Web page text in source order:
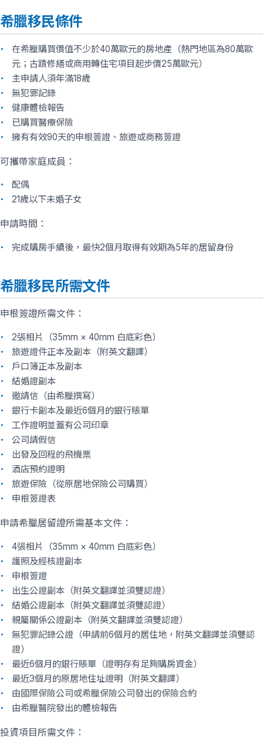
希臘移民條件
在希臘購買價值不少於40萬歐元的房地產（熱門地區為80萬歐
元；古蹟修繕或商用轉住宅項目起步價25萬歐元）
主申請人須年滿18歲
無犯罪記錄
健康體檢報告
已購買醫療保險
擁有有效90天的申根簽證、旅遊或商務簽證
可攜帶家庭成員：
配偶
21歲以下未婚子女
申請時間：
完成購房手續後，最快2個月取得有效期為5年的居留身份
希臘移民所需文件
申根簽證所需文件：
2張相片（35mm × 40mm 白底彩色）
旅遊證件正本及副本（附英文翻譯）
戶口簿正本及副本
結婚證副本
邀請信（由希臘撰寫）
銀行卡副本及最近6個月的銀行賬單
工作證明並蓋有公司印章
公司請假信
出發及回程的飛機票
酒店預約證明
旅遊保險（從原居地保險公司購買）
申根簽證表
申請希臘居留證所需基本文件：
4張相片（35mm × 40mm 白底彩色）
護照及經核證副本
申根簽證
出生公證副本（附英文翻譯並須雙認證）
結婚公證副本（附英文翻譯並須雙認證）
親屬關係公證副本（附英文翻譯並須雙認證）
無犯罪記錄公證（申請前6個月的居住地，附英文翻譯並須雙認
證）
最近6個月的銀行賬單（證明存有足夠購房資金）
最近3個月的原居地住址證明（附英文翻譯）
由國際保險公司或希臘保險公司發出的保險合約
由希臘醫院發出的體檢報告
投資項目所需文件：